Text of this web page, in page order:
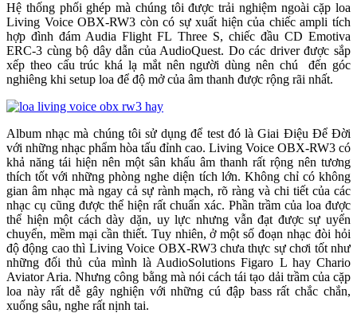
Hệ thống phối ghép mà chúng tôi được trải nghiệm ngoài cặp loa
Living Voice OBX-RW3 còn có sự xuất hiện của chiếc ampli tích
hợp đình đám Audia Flight FL Three S, chiếc đầu CD Emotiva
ERC-3 cùng bộ dây dẫn của AudioQuest. Do các driver được sắp
xếp theo cấu trúc khá lạ mắt nên người dùng nên chú ‎ đến góc
nghiêng khi setup loa để độ mở của âm thanh được rộng rãi nhất.
Album nhạc mà chúng tôi sử dụng để test đó là Giai Điệu Để Đời
với những nhạc phẩm hòa tấu đỉnh cao. Living Voice OBX-RW3 có
khả năng tái hiện nên một sân khấu âm thanh rất rộng nên tương
thích tốt với những phòng nghe diện tích lớn. Không chỉ có không
gian âm nhạc mà ngay cả sự rành mạch, rõ ràng và chi tiết của các
nhạc cụ cũng được thể hiện rất chuẩn xác. Phần trầm của loa được
thể hiện một cách dày dặn, uy lực nhưng vẫn đạt được sự uyển
chuyển, mềm mại cần thiết. Tuy nhiên, ở một số đoạn nhạc đòi hỏi
độ động cao thì Living Voice OBX-RW3 chưa thực sự chơi tốt như
những đối thủ của mình là AudioSolutions Figaro L hay Chario
Aviator Aria. Nhưng công bằng mà nói cách tái tạo dải trầm của cặp
loa này rất dễ gây nghiện với những cú đập bass rất chắc chắn,
xuống sâu, nghe rất nịnh tai.